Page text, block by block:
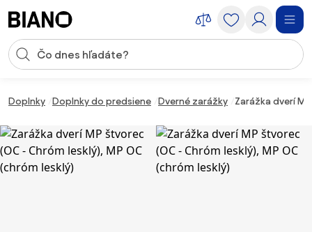
Vstup pre vyhľadávanie
Doplnky Doplnky do predsiene Dverné zarážky Zarážka dverí